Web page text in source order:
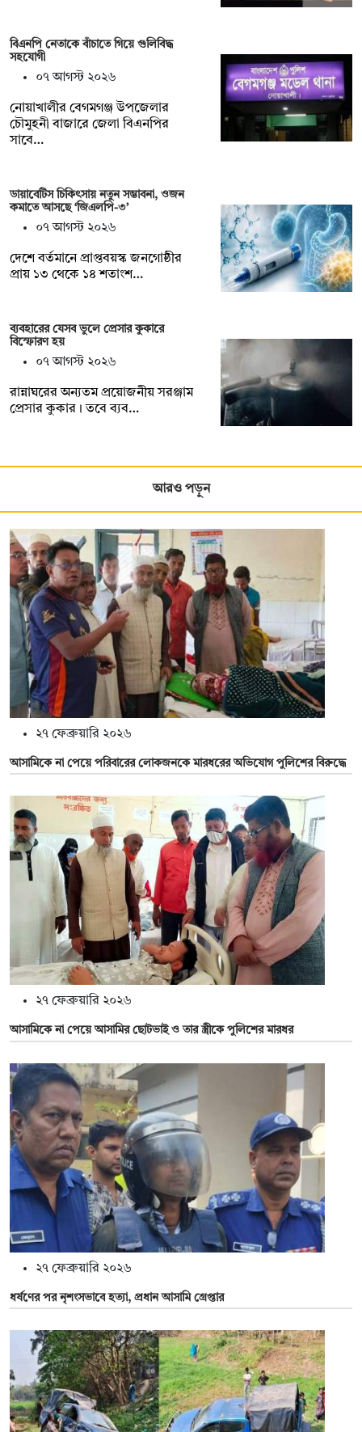
বিএনপি নেতাকে বাঁচাতে গিয়ে গুলিবিদ্ধ
সহযোগী
০৭ আগস্ট ২০২৬
নোয়াখালীর বেগমগঞ্জ উপজেলার
চৌমুহনী বাজারে জেলা বিএনপির
সাবে…
ডায়াবেটিস চিকিৎসায় নতুন সম্ভাবনা, ওজন
কমাতে আসছে ‘জিএলপি-৩’
০৭ আগস্ট ২০২৬
দেশে বর্তমানে প্রাপ্তবয়স্ক জনগোষ্ঠীর
প্রায় ১৩ থেকে ১৪ শতাংশ…
ব্যবহারের যেসব ভুলে প্রেসার কুকারে
বিস্ফোরণ হয়
০৭ আগস্ট ২০২৬
রান্নাঘরের অন্যতম প্রয়োজনীয় সরঞ্জাম
প্রেসার কুকার। তবে ব্যব…
আরও পড়ুন
২৭ ফেব্রুয়ারি ২০২৬
আসামিকে না পেয়ে পরিবারের লোকজনকে মারধরের অভিযোগ পুলিশের বিরুদ্ধে
২৭ ফেব্রুয়ারি ২০২৬
আসামিকে না পেয়ে আসামির ছোটভাই ও তার স্ত্রীকে পুলিশের মারধর
২৭ ফেব্রুয়ারি ২০২৬
ধর্ষণের পর নৃশংসভাবে হত্যা, প্রধান আসামি গ্রেপ্তার